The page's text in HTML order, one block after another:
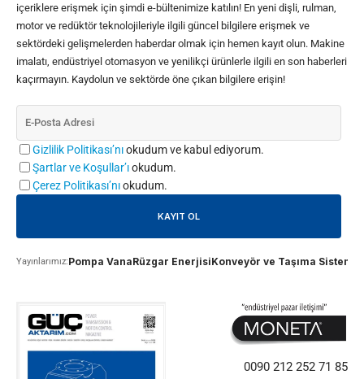
içeriklere erişmek için şimdi e-bültenimize katılın! En yeni dişli, rulman,
motor ve redüktör teknolojileriyle ilgili güncel bilgilere erişmek ve
sektördeki gelişmelerden haberdar olmak için hemen kayıt olun. Makine
imalatı, endüstriyel otomasyon ve yenilikçi ürünlerle ilgili en son haberleri
kaçırmayın. Kaydolun ve sektörde öne çıkan bilgilere erişin!
Gizlilik Politikası’nıokudum ve kabul ediyorum.
Şartlar ve Koşullar’ıokudum.
Çerez Politikası’nıokudum.
Yayınlarımız:Pompa VanaRüzgar EnerjisiKonveyör ve Taşıma
0090 212 252 71 85